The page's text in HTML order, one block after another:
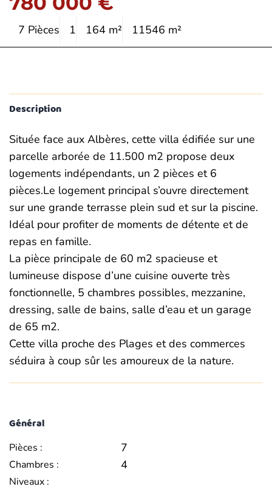
7 Pièces 1 164 m² 11546 m²
Description
Située face aux Albères, cette villa édifiée sur une
parcelle arborée de 11.500 m2 propose deux
logements indépendants, un 2 pièces et 6
pièces.Le logement principal s’ouvre directement
sur une grande terrasse plein sud et sur la piscine.
Idéal pour profiter de moments de détente et de
repas en famille.
La pièce principale de 60 m2 spacieuse et
lumineuse dispose d’une cuisine ouverte très
fonctionnelle, 5 chambres possibles, mezzanine,
dressing, salle de bains, salle d’eau et un garage
de 65 m2.
Cette villa proche des Plages et des commerces
séduira à coup sûr les amoureux de la nature.
Général
Pièces : 7
Chambres : 4
Niveaux :